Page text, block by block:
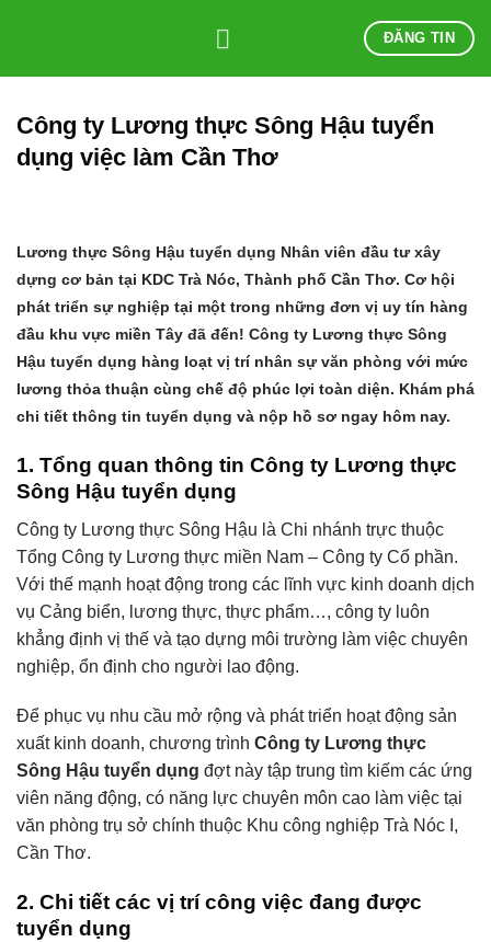
ĐĂNG TIN
Công ty Lương thực Sông Hậu tuyển
dụng việc làm Cần Thơ
Lương thực Sông Hậu tuyển dụng Nhân viên đầu tư xây
dựng cơ bản tại KDC Trà Nóc, Thành phố Cần Thơ. Cơ hội
phát triển sự nghiệp tại một trong những đơn vị uy tín hàng
đầu khu vực miền Tây đã đến! Công ty Lương thực Sông
Hậu tuyển dụng hàng loạt vị trí nhân sự văn phòng với mức
lương thỏa thuận cùng chế độ phúc lợi toàn diện. Khám phá
chi tiết thông tin tuyển dụng và nộp hồ sơ ngay hôm nay.
1. Tổng quan thông tin Công ty Lương thực
Sông Hậu tuyển dụng
Công ty Lương thực Sông Hậu là Chi nhánh trực thuộc
Tổng Công ty Lương thực miền Nam – Công ty Cổ phần.
Với thế mạnh hoạt động trong các lĩnh vực kinh doanh dịch
vụ Cảng biển, lương thực, thực phẩm…, công ty luôn
khẳng định vị thế và tạo dựng môi trường làm việc chuyên
nghiệp, ổn định cho người lao động.
Để phục vụ nhu cầu mở rộng và phát triển hoạt động sản
xuất kinh doanh, chương trình Công ty Lương thực
Sông Hậu tuyển dụng đợt này tập trung tìm kiếm các ứng
viên năng động, có năng lực chuyên môn cao làm việc tại
văn phòng trụ sở chính thuộc Khu công nghiệp Trà Nóc I,
Cần Thơ.
2. Chi tiết các vị trí công việc đang được
tuyển dụng